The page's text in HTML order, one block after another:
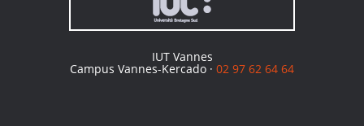
IUT Vannes
Campus Vannes-Kercado · 02 97 62 64 64